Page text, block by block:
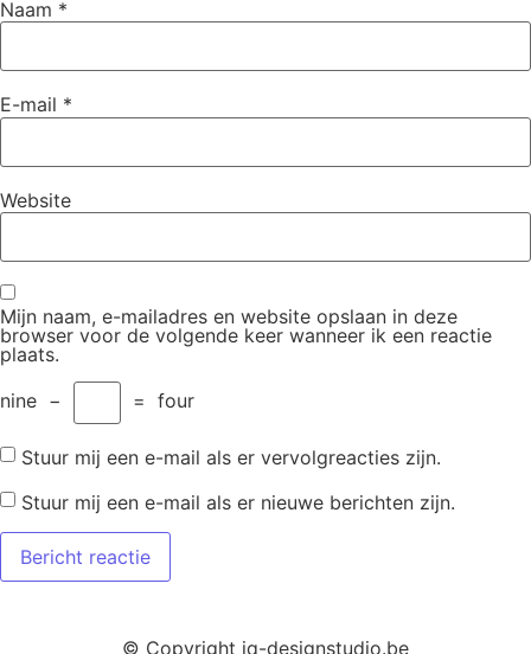
Naam *
E-mail *
Website
Mijn naam, e-mailadres en website opslaan in deze
browser voor de volgende keer wanneer ik een reactie
plaats.
nine − = four
Stuur mij een e-mail als er vervolgreacties zijn.
Stuur mij een e-mail als er nieuwe berichten zijn.
© Copyright iq-designstudio.be